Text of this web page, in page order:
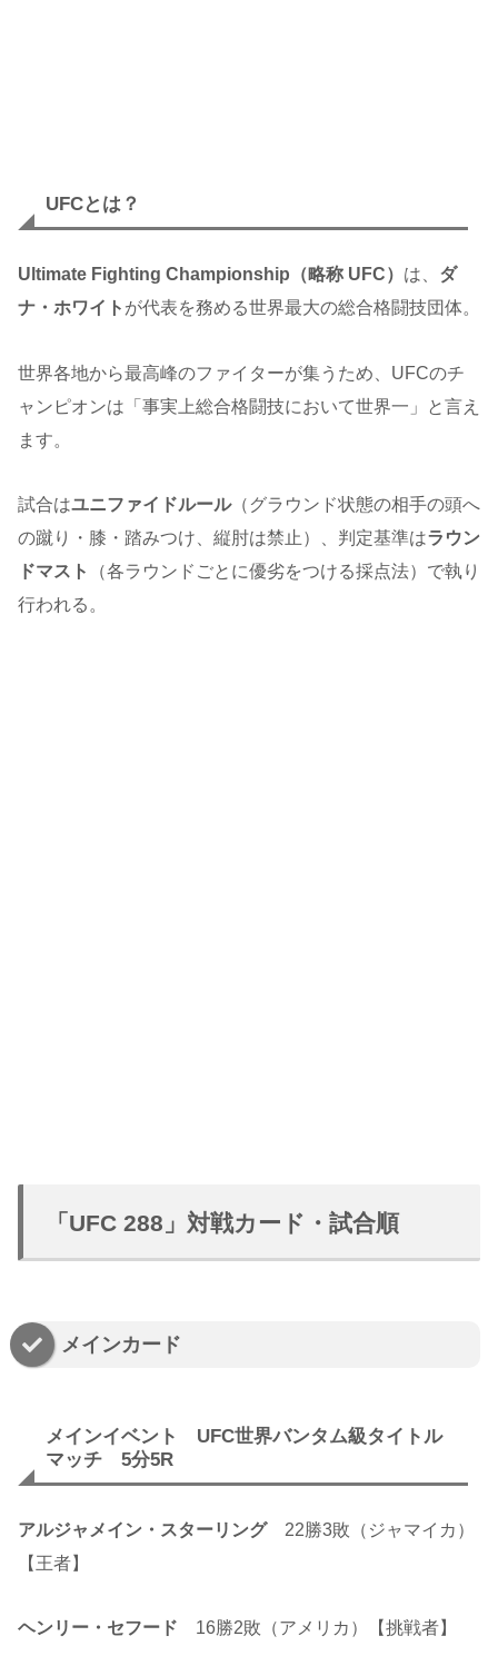
UFCとは？
Ultimate Fighting Championship（略称 UFC） は、 ダ
ナ・ホワイト が代表を務める世界最大の総合格闘技団体。
世界各地から最高峰のファイターが集うため、UFCのチ
ャンピオンは「事実上総合格闘技において世界一」と言え
ます。
試合はユニファイドルール（グラウンド状態の相手の頭へ
の蹴り・膝・踏みつけ、縦肘は禁止）、判定基準はラウン
ドマスト
（各ラウンドごとに優劣をつける採点法）で執り
行われる。
「UFC 288」対戦カード・試合順
メインカード
メインイベント UFC世界バンタム級タイトル
マッチ 5分5R
アルジャメイン・スターリング22勝3敗（ジャマイカ）
【王者】
ヘンリー・セフード 16勝2敗（アメリカ）【挑戦者】